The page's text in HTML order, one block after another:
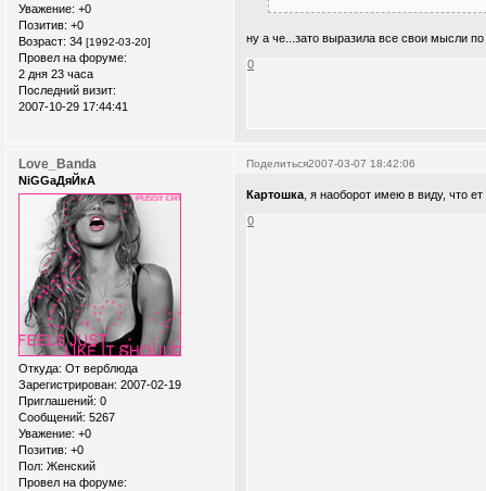
Уважение: +0
Позитив: +0
Возраст: 34 [1992-03-20]
Провел на форуме:
2 дня 23 часа
Последний визит:
2007-10-29 17:44:41
ну а че...зато выразила все свои мысли
0
Поделиться2007-03-07 18:42:06
Love_Banda
NiGGaДяЙкА
Откуда: От верблюда
Зарегистрирован: 2007-02-19
Приглашений: 0
Сообщений: 5267
Уважение: +0
Позитив: +0
Пол: Женский
Провел на форуме:
Картошка , я наоборот имею в виду, что
0